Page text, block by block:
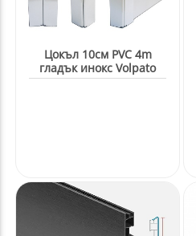
Цокъл 10см PVC 4m
гладък инокс Volpato